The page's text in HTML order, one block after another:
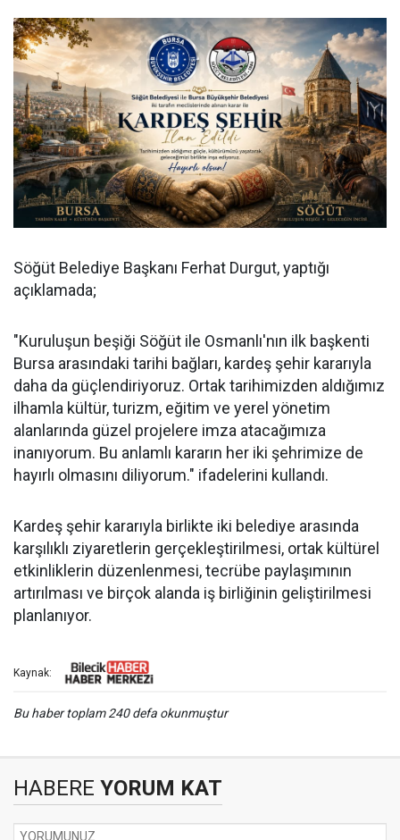
Söğüt Belediye Başkanı Ferhat Durgut, yaptığı
açıklamada;
"Kuruluşun beşiği Söğüt ile Osmanlı'nın ilk başkenti
Bursa arasındaki tarihi bağları, kardeş şehir kararıyla
daha da güçlendiriyoruz. Ortak tarihimizden aldığımız
ilhamla kültür, turizm, eğitim ve yerel yönetim
alanlarında güzel projelere imza atacağımıza
inanıyorum. Bu anlamlı kararın her iki şehrimize de
hayırlı olmasını diliyorum." ifadelerini kullandı.
Kardeş şehir kararıyla birlikte iki belediye arasında
karşılıklı ziyaretlerin gerçekleştirilmesi, ortak kültürel
etkinliklerin düzenlenmesi, tecrübe paylaşımının
artırılması ve birçok alanda iş birliğinin geliştirilmesi
planlanıyor.
Kaynak:
Bu haber toplam 240 defa okunmuştur
HABERE YORUM KAT